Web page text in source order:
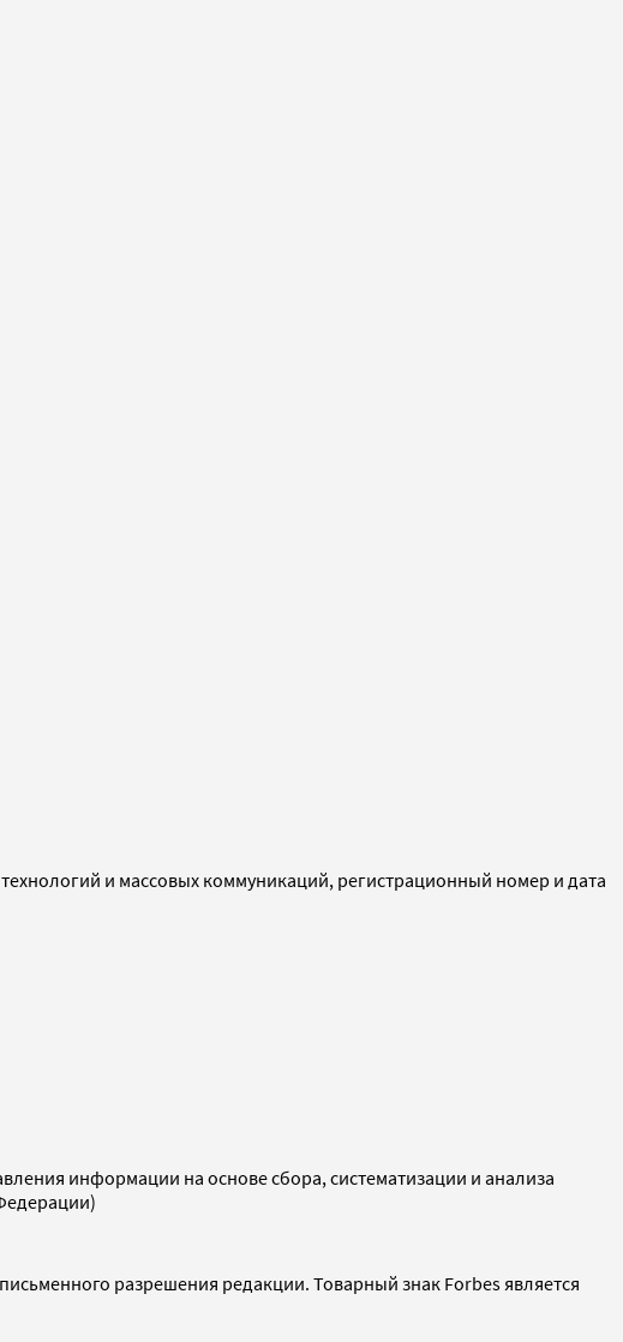
и массовых коммуникаций, регистрационный номер и дата
информации на основе сбора, систематизации и анализа
разрешения редакции. Товарный знак Forbes является